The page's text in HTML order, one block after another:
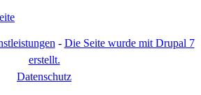
- Die Seite wurde mit Drupal 7
erstellt.
Datenschutz